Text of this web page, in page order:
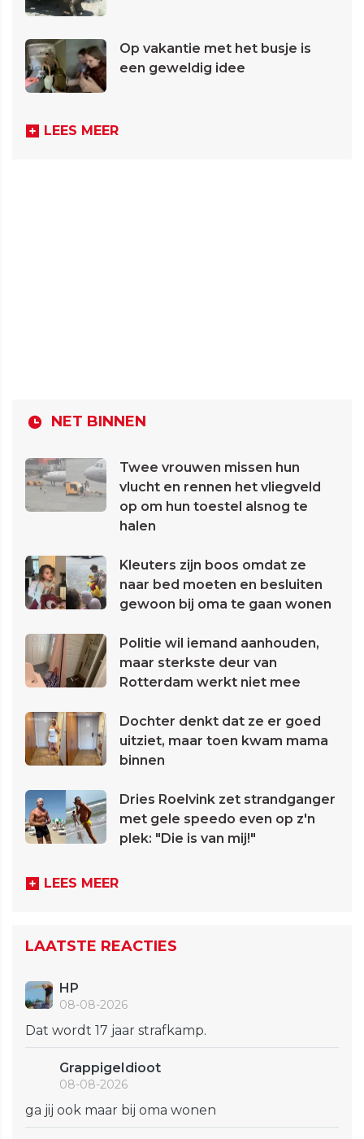
Op vakantie met het busje is
een geweldig idee
LEES MEER
NET BINNEN
Twee vrouwen missen hun
vlucht en rennen het vliegveld
op om hun toestel alsnog te
halen
Kleuters zijn boos omdat ze
naar bed moeten en besluiten
gewoon bij oma te gaan wonen
Politie wil iemand aanhouden,
maar sterkste deur van
Rotterdam werkt niet mee
Dochter denkt dat ze er goed
uitziet, maar toen kwam mama
binnen
Dries Roelvink zet strandganger
met gele speedo even op z'n
plek: "Die is van mij!"
LEES MEER
LAATSTE REACTIES
HP
08-08-2026
Dat wordt 17 jaar strafkamp.
GrappigeIdioot
08-08-2026
ga jij ook maar bij oma wonen